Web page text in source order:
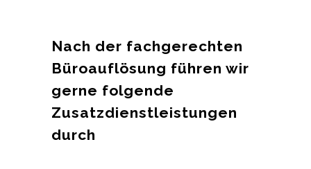
Nach der fachgerechten
Büroauflösung führen wir
gerne folgende
Zusatzdienstleistungen
durch